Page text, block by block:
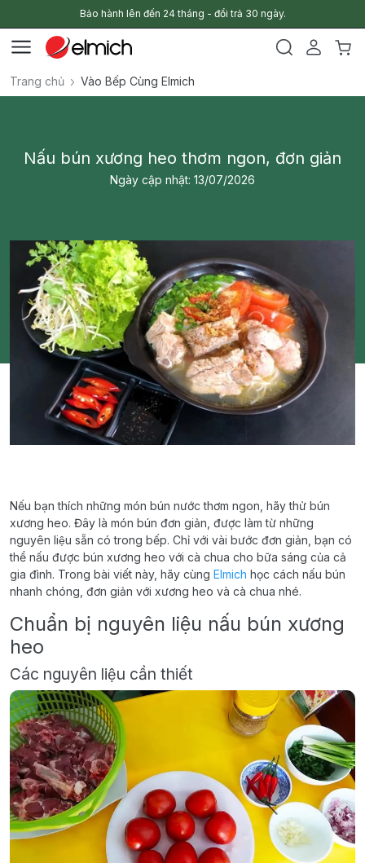
Bảo hành lên đến 24 tháng - đổi trả 30 ngày.
Trang chủ Vào Bếp Cùng Elmich
Nấu bún xương heo thơm ngon, đơn giản
Ngày cập nhật: 13/07/2026
Nếu bạn thích những món bún nước thơm ngon, hãy thử bún
xương heo. Đây là món bún đơn giản, được làm từ những
nguyên liệu sẵn có trong bếp. Chỉ với vài bước đơn giản, bạn có
thể nấu được bún xương heo với cà chua cho bữa sáng của cả
gia đình. Trong bài viết này, hãy cùng Elmich học cách nấu bún
nhanh chóng, đơn giản với xương heo và cà chua nhé.
Chuẩn bị nguyên liệu nấu bún xương
heo
Các nguyên liệu cần thiết